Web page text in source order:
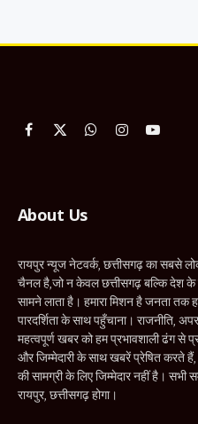
Facebook
X
WhatsApp
InstagramYouTube
About Us
रायपुर न्यूज नेटवर्क, छत्तीसगढ़ का सबसे
चैनल है,जो न केवल छत्तीसगढ़ बल्कि देश
सामने लाता है। हमारा मिशन है जनता तक
पारदर्शिता के साथ पहुँचाना। राजनीति,
महत्वपूर्ण खबर को हम प्रभावशाली ढंग से
और जिम्मेदारी के साथ खबरें प्रेषित करते
की सामग्री के लिए जिम्मेदार नहीं है। सभी
रायपुर, छत्तीसगढ़ होगा।